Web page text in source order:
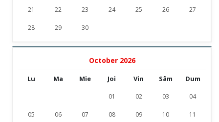
21 22 23 24 25 26 27
28 29 30
October 2026
Lu Ma Mie Joi Vin Sâm Dum
01 02 03 04
05 06 07 08 09 10 11